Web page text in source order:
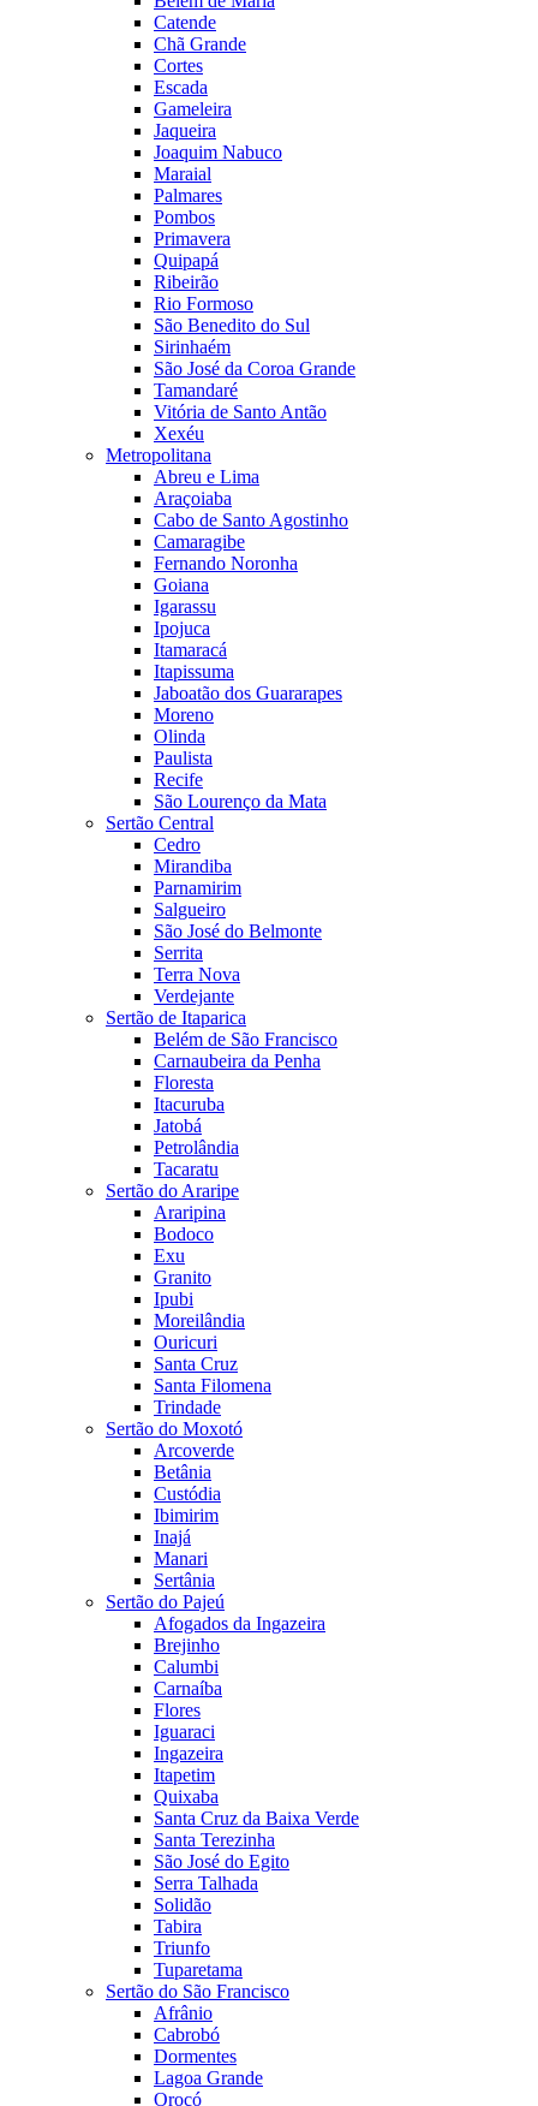
Catende
Chã Grande
Cortes
Escada
Gameleira
Jaqueira
Joaquim Nabuco
Maraial
Palmares
Pombos
Primavera
Quipapá
Ribeirão
Rio Formoso
São Benedito do Sul
Sirinhaém
São José da Coroa Grande
Tamandaré
Vitória de Santo Antão
Xexéu
Metropolitana
Abreu e Lima
Araçoiaba
Cabo de Santo Agostinho
Camaragibe
Fernando Noronha
Goiana
Igarassu
Ipojuca
Itamaracá
Itapissuma
Jaboatão dos Guararapes
Moreno
Olinda
Paulista
Recife
São Lourenço da Mata
Sertão Central
Cedro
Mirandiba
Parnamirim
Salgueiro
São José do Belmonte
Serrita
Terra Nova
Verdejante
Sertão de Itaparica
Belém de São Francisco
Carnaubeira da Penha
Floresta
Itacuruba
Jatobá
Petrolândia
Tacaratu
Sertão do Araripe
Araripina
Bodoco
Exu
Granito
Ipubi
Moreilândia
Ouricuri
Santa Cruz
Santa Filomena
Trindade
Sertão do Moxotó
Arcoverde
Betânia
Custódia
Ibimirim
Inajá
Manari
Sertânia
Sertão do Pajeú
Afogados da Ingazeira
Brejinho
Calumbi
Carnaíba
Flores
Iguaraci
Ingazeira
Itapetim
Quixaba
Santa Cruz da Baixa Verde
Santa Terezinha
São José do Egito
Serra Talhada
Solidão
Tabira
Triunfo
Tuparetama
Sertão do São Francisco
Afrânio
Cabrobó
Dormentes
Lagoa Grande
Orocó